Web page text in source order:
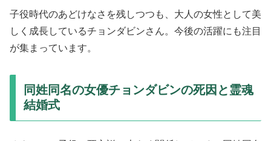
子役時代のあどけなさを残しつつも、大人の女性として美
しく成長しているチョンダビンさん。今後の活躍にも注目
が集まっています。
同姓同名の女優チョンダビンの死因と霊魂
結婚式